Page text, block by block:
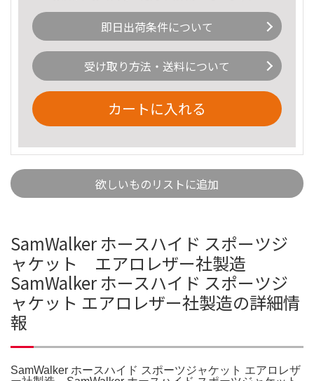
即日出荷条件について
受け取り方法・送料について
カートに入れる
欲しいものリストに追加
SamWalker ホースハイド スポーツジ
ャケット エアロレザー社製造
SamWalker ホースハイド スポーツジ
ャケット エアロレザー社製造の詳細情
報
SamWalker ホースハイド スポーツジャケット エアロレザ